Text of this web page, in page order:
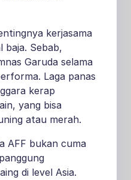
kerjasama
baja. Sebab,
Garuda selama
Laga panas
kerap
yang bisa
atau merah.
AFF bukan cuma
di level Asia.